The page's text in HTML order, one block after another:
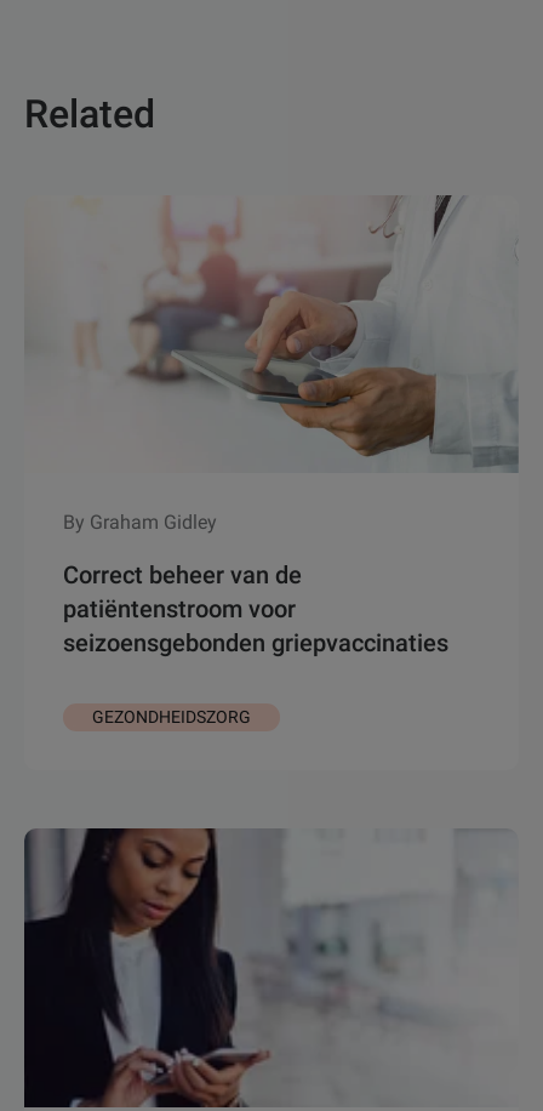
Related
By Graham Gidley
Correct beheer van de
patiëntenstroom voor
seizoensgebonden griepvaccinaties
GEZONDHEIDSZORG